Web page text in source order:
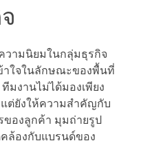
วามนิยมในกลุ่มธุรกิจ
าใจในลักษณะของพื้นที่
มงานไม่ได้มองเพียง
ต่ยังให้ความสำคัญกับ
องลูกค้า มุมถ่ายรูป
ล้องกับแบรนด์ของ